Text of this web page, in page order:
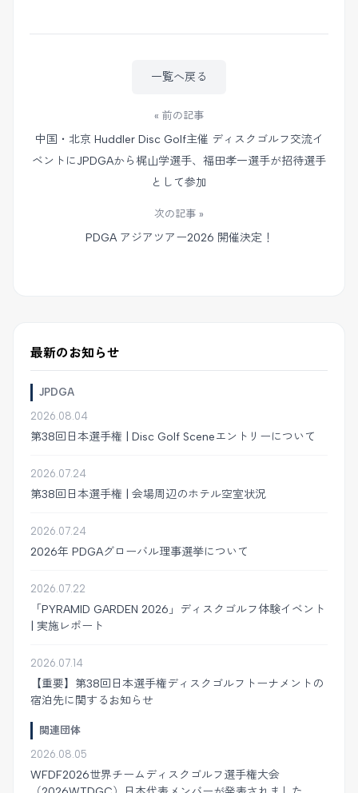
« 前の記事
中国・北京 Huddler Disc Golf主催 ディスクゴルフ交流イ
ベントにJPDGAから梶山学選手、福田孝一選手が招待選手
として参加
一覧へ戻る
次の記事 »
PDGA アジアツアー2026 開催決定！
最新のお知らせ
JPDGA
2026.08.04
第38回日本選手権 | Disc Golf Sceneエントリーについて
2026.07.24
第38回日本選手権 | 会場周辺のホテル空室状況
2026.07.24
2026年 PDGAグローバル理事選挙について
2026.07.22
「PYRAMID GARDEN 2026」ディスクゴルフ体験イベント
| 実施レポート
2026.07.14
【重要】第38回日本選手権ディスクゴルフトーナメントの
宿泊先に関するお知らせ
関連団体
2026.08.05
WFDF2026世界チームディスクゴルフ選手権大会